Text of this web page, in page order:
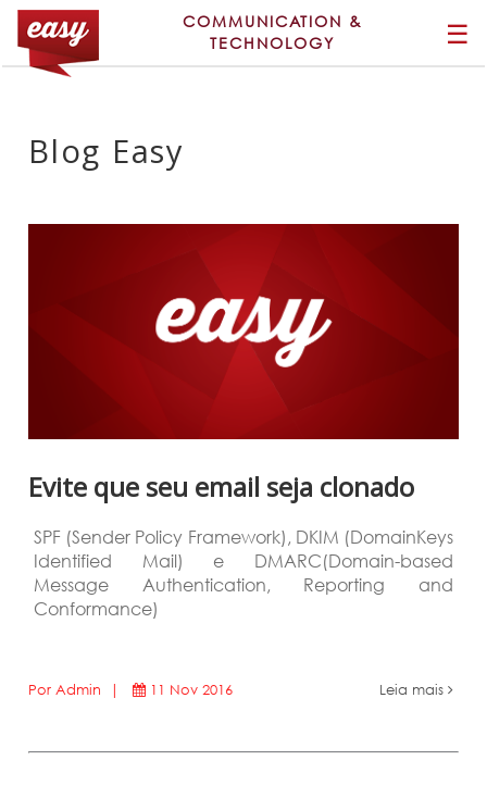
COMMUNICATION &
TECHNOLOGY
☰
Blog Easy
Evite que seu email seja clonado
SPF (Sender Policy Framework), DKIM (DomainKeys
Identified Mail) e DMARC(Domain-based
Message Authentication, Reporting and
Conformance)
Por Admin | 11 Nov 2016 Leia mais